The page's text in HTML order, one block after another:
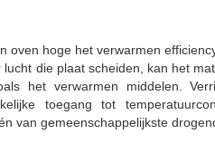
oven hoge het verwarmen
die plaat scheiden, kan het
het verwarmen middelen.
toegang tot
van gemeenschappelijkste